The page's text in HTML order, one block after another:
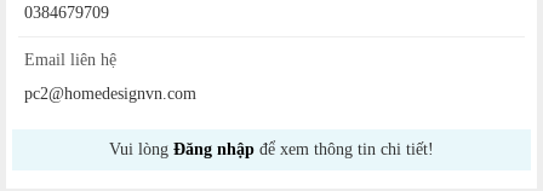
0384679709
Email liên hệ
pc2@homedesignvn.com
Vui lòng Đăng nhập để xem thông tin chi tiết!